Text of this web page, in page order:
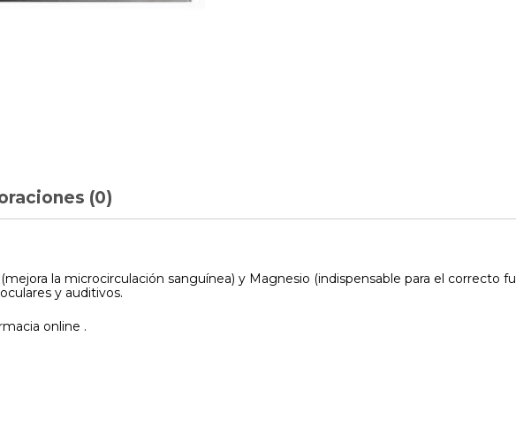
(0)
la microcirculación sanguínea) y Magnesio (indispensable para el correcto
y auditivos.
online .